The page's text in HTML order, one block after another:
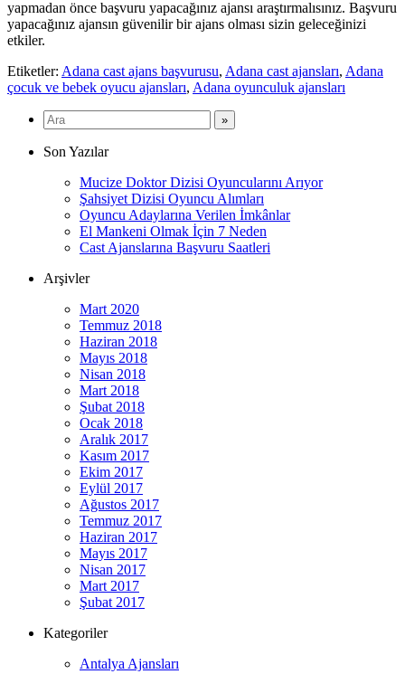
yapmadan önce başvuru yapacağınız ajansı araştırmalısınız. Başvuru
yapacağınız ajansın güvenilir bir ajans olması sizin geleceğinizi
etkiler.
Etiketler: Adana cast ajans başvurusu, Adana cast ajansları, Adana
çocuk ve bebek oyucu ajansları, Adana oyunculuk ajansları
Son Yazılar
Mucize Doktor Dizisi Oyuncularını Arıyor
Şahsiyet Dizisi Oyuncu Alımları
Oyuncu Adaylarına Verilen İmkânlar
El Mankeni Olmak İçin 7 Neden
Cast Ajanslarına Başvuru Saatleri
Arşivler
Mart 2020
Temmuz 2018
Haziran 2018
Mayıs 2018
Nisan 2018
Mart 2018
Şubat 2018
Ocak 2018
Aralık 2017
Kasım 2017
Ekim 2017
Eylül 2017
Ağustos 2017
Temmuz 2017
Haziran 2017
Mayıs 2017
Nisan 2017
Mart 2017
Şubat 2017
Kategoriler
Antalya Ajansları